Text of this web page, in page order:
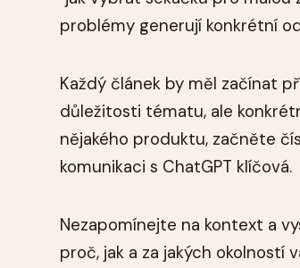
problémy generují konkrétní
Každý článek by měl začínat
důležitosti tématu, ale
nějakého produktu, začněte
komunikaci s ChatGPT klíčová.
Nezapomínejte na kontext a
proč, jak a za jakých okolností